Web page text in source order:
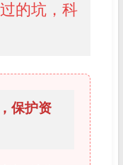
的坑，科
保护资